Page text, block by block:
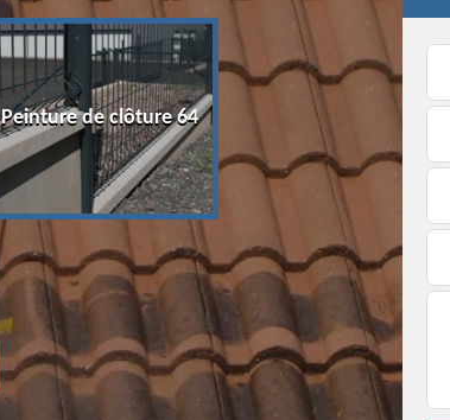
Peinture de clôture 64
Entreprise de peinture